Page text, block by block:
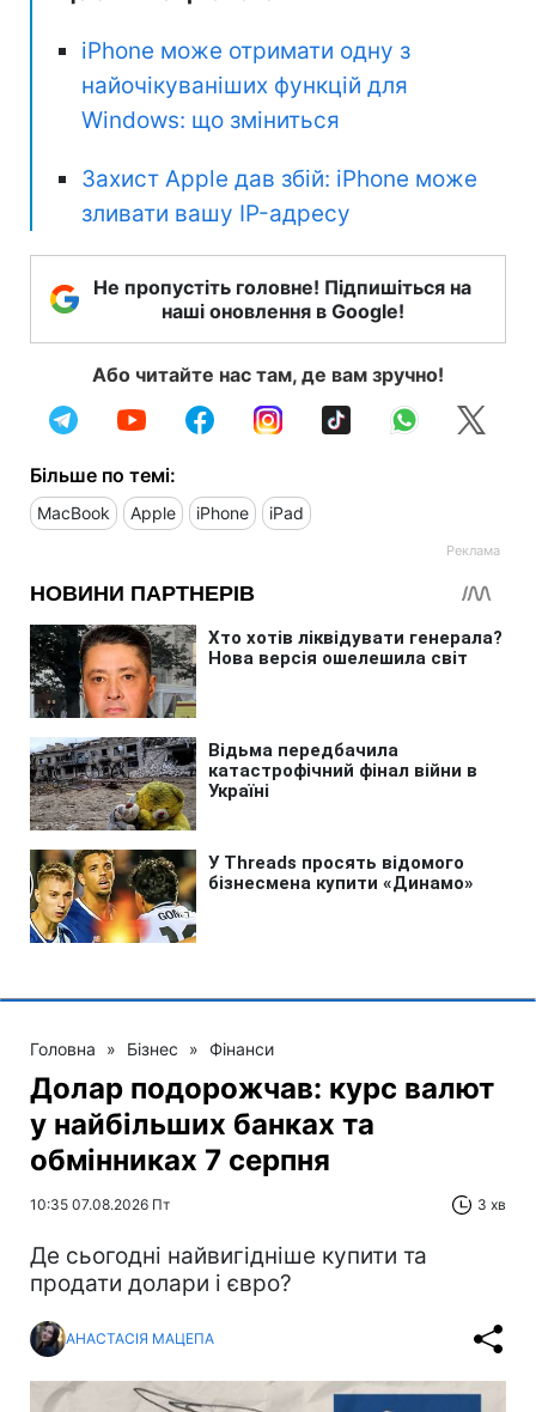
iPhone може отримати одну з
найочікуваніших функцій для
Windows: що зміниться
Захист Apple дав збій: iPhone може
зливати вашу IP-адресу
Не пропустіть головне! Підпишіться на
наші оновлення в Google!
Або читайте нас там, де вам зручно!
Більше по темі:
MacBook Apple iPhone iPad
Головна » Бізнес » Фінанси
Долар подорожчав: курс валют
у найбільших банках та
обмінниках 7 серпня
10:35 07.08.2026 Пт 3 хв
Де сьогодні найвигідніше купити та
продати долари і євро?
АНАСТАСІЯ МАЦЕПА